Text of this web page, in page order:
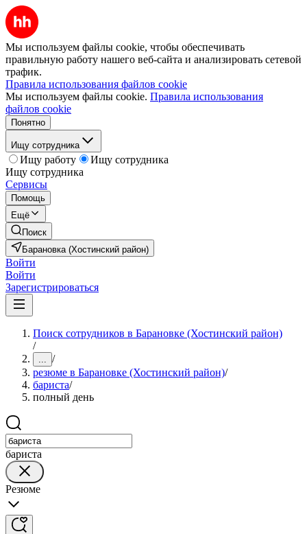
Мы используем файлы cookie, чтобы обеспечивать
правильную работу нашего веб-сайта и анализировать сетевой
трафик.
Правила использования файлов cookie
Мы используем файлы cookie. Правила использования
файлов cookie
Понятно
Ищу сотрудника
Ищу работу
Ищу сотрудника
Ищу сотрудника
Сервисы
Помощь
Ещё
Поиск
Барановка (Хостинский район)
Войти
Войти
Зарегистрироваться
Поиск сотрудников в Барановке (Хостинский район)
/
... /
резюме в Барановке (Хостинский район)/
бариста/
полный день
бариста
Резюме